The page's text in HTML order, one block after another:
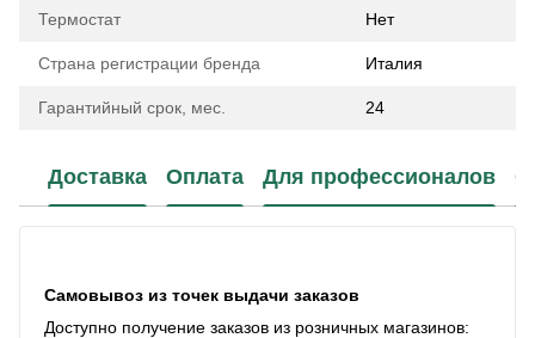
Термостат Нет
Страна регистрации бренда Италия
Гарантийный срок, мес. 24
Доставка Оплата Для профессионалов
Самовывоз из точек выдачи заказов
Доступно получение заказов из розничных магазинов: